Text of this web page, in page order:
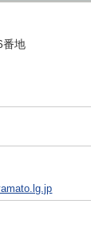
番地